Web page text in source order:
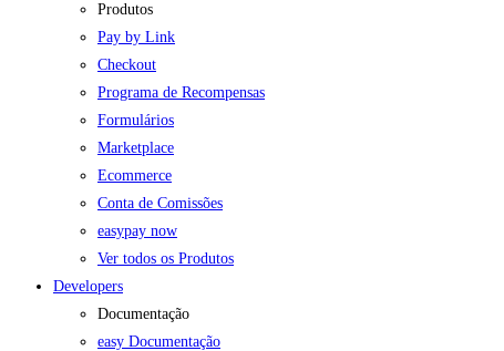
Produtos
Pay by Link
Checkout
Programa de Recompensas
Formulários
Marketplace
Ecommerce
Conta de Comissões
easypay now
Ver todos os Produtos
Developers
Documentação
easy Documentação